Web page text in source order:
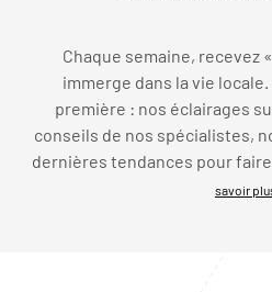
Chaque semaine, recevez
immerge dans la vie
première : nos éclairages
conseils de nos spécialistes,
dernières tendances pour faire
savoir